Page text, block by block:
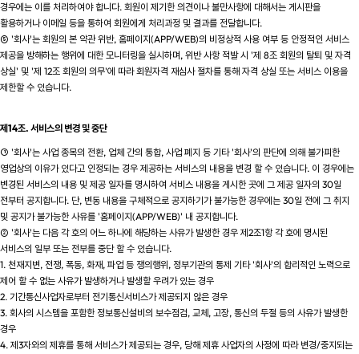
경우에는 이를 처리하여야 합니다. 회원이 제기한 의견이나 불만사항에 대해서는 게시판을
활용하거나 이메일 등을 통하여 회원에게 처리과정 및 결과를 전달합니다.
⑤ '회사'는 회원의 본 약관 위반, 홈페이지(APP/WEB)의 비정상적 사용 여부 등 안정적인 서비스
제공을 방해하는 행위에 대한 모니터링을 실시하며, 위반 사항 적발 시 '제 8조 회원의 탈퇴 및 자격
상실' 및 '제 12조 회원의 의무'에 따라 회원자격 재심사 절차를 통해 자격 상실 또는 서비스 이용을
제한할 수 있습니다.
제14조. 서비스의 변경 및 중단
① '회사'는 사업 종목의 전환, 업체 간의 통합, 사업 폐지 등 기타 '회사'의 판단에 의해 불가피한
영업상의 이유가 있다고 인정되는 경우 제공하는 서비스의 내용을 변경 할 수 있습니다. 이 경우에는
변경된 서비스의 내용 및 제공 일자를 명시하여 서비스 내용을 게시한 곳에 그 제공 일자의 30일
전부터 공지합니다. 단, 변동 내용을 구체적으로 공지하기가 불가능한 경우에는 30일 전에 그 취지
및 공지가 불가능한 사유를 '홈페이지(APP/WEB)' 내 공지합니다.
② '회사'는 다음 각 호의 어느 하나에 해당하는 사유가 발생한 경우 제2조1항 각 호에 명시된
서비스의 일부 또는 전부를 중단 할 수 있습니다.
1. 천재지변, 전쟁, 폭동, 화재, 파업 등 쟁의행위, 정부기관의 통제 기타 '회사'의 합리적인 노력으로
제어 할 수 없는 사유가 발생하거나 발생할 우려가 있는 경우
2. 기간통신사업자로부터 전기통신서비스가 제공되지 않은 경우
3. 회사의 시스템을 포함한 정보통신설비의 보수점검, 교체, 고장, 통신의 두절 등의 사유가 발생한
경우
4. 제3자와의 제휴를 통해 서비스가 제공되는 경우, 당해 제휴 사업자의 사정에 따라 변경/중지되는